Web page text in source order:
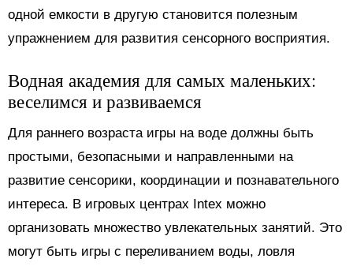
одной емкости в другую становится полезным
упражнением для развития сенсорного восприятия.
Водная академия для самых маленьких:
веселимся и развиваемся
Для раннего возраста игры на воде должны быть
простыми, безопасными и направленными на
развитие сенсорики, координации и познавательного
интереса. В игровых центрах Intex можно
организовать множество увлекательных занятий. Это
могут быть игры с переливанием воды, ловля